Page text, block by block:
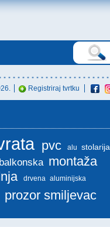
Registriraj tvrtku
pvc alu stolarija
balkonska montaža
drvena aluminijska
prozor smiljevac